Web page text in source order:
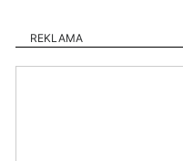
REKLAMA